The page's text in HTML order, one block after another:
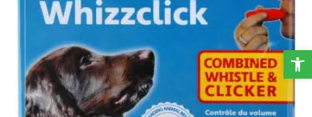
פתח סרגל נגישות